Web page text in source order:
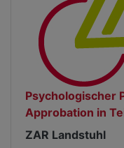
Psychologischer
Approbation in
ZAR Landstuhl